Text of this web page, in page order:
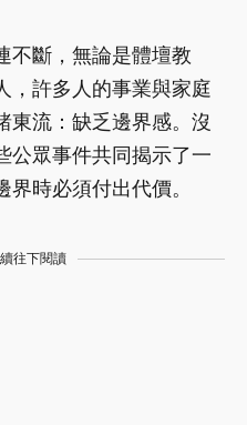
不斷，無論是體壇教
，許多人的事業與家庭
東流：缺乏邊界感。沒
公眾事件共同揭示了一
時必須付出代價。
往下閱讀